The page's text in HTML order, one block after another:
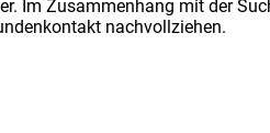
Im Zusammenhang mit der
nachvollziehen.